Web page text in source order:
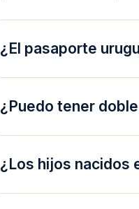
¿El pasaporte
¿Puedo tener
¿Los hijos nacidos